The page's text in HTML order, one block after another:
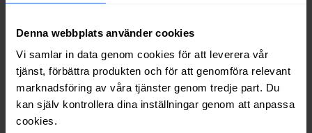
Denna webbplats använder cookies
Vi samlar in data genom cookies för att leverera vår
tjänst, förbättra produkten och för att genomföra relevant
marknadsföring av våra tjänster genom tredje part. Du
kan själv kontrollera dina inställningar genom att anpassa
cookies.
Allt om bredband
Bredband via fiber
Bredband via kabel-tv
Mobilt bredband
TV
Streaming
Digital vardag